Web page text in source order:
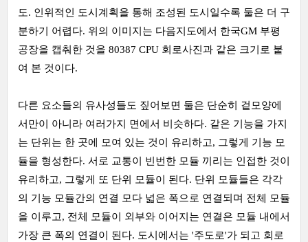
도. 인위적인 도시계획을 통해 조성된 도시일수록 둘은 더 구
분하기 어렵다. 위의 이미지는 다음지도에서 한국GM 부평
공장을 캡춰한 것을 80387 CPU 회로사진과 같은 크기로 붙
여 본 것이다.
다른 요소들의 유사성들도 짚어보면 둘은 단순히 겉모양에
서만이 아니라 여러가지 면에서 비슷하다. 같은 기능을 가지
는 단위는 한 곳에 모여 있는 것이 유리하고, 그렇게 기능 모
듈을 형성한다. 서로 교통이 빈번한 모듈 끼리는 인접한 것이
유리하고, 그렇게 또 단위 모듈이 된다. 단위 모듈들은 각각
의 기능 모듈간의 연결 모다 넓은 폭으로 연결되며 전체 모듈
을 이루고, 전체 모듈이 외부와 이어지는 연결은 모듈 내에서
가장 큰 폭의 연결이 된다. 도시에서는 '주도로'가 되고 회로